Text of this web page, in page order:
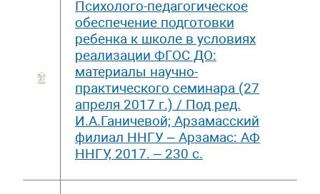
Психолого-педагогическое
обеспечение подготовки
ребенка к школе в условиях
реализации ФГОС ДО:
материалы научно-
практического семинара (27
апреля 2017 г.) / Под ред.
И.А.Ганичевой; Арзамасский
филиал ННГУ – Арзамас: АФ
ННГУ, 2017. – 230 с.